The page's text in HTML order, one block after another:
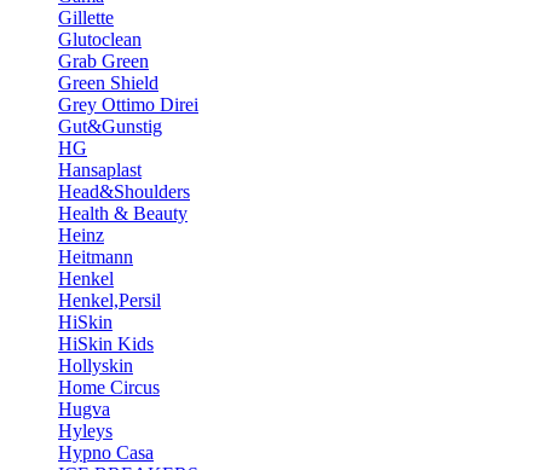
Gillette
Glutoclean
Grab Green
Green Shield
Grey Ottimo Direi
Gut&Gunstig
HG
Hansaplast
Head&Shoulders
Health & Beauty
Heinz
Heitmann
Henkel
Henkel,Persil
HiSkin
HiSkin Kids
Hollyskin
Home Circus
Hugva
Hyleys
Hypno Casa